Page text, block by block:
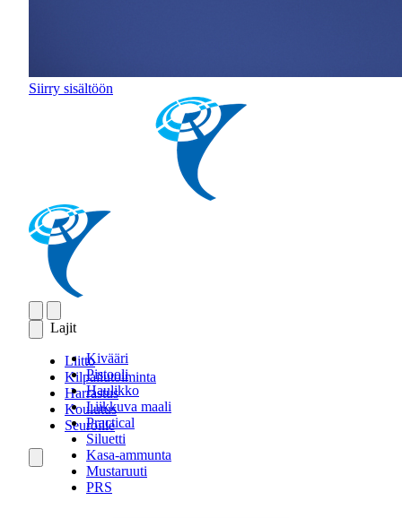
Siirry sisältöön
Lajit
Kivääri
Pistooli
Haulikko
Liikkuva maali
Practical
Siluetti
Kasa-ammunta
Mustaruuti
PRS
Liitto
Kilpailutoiminta
Harrastus
Koulutus
Seuroille